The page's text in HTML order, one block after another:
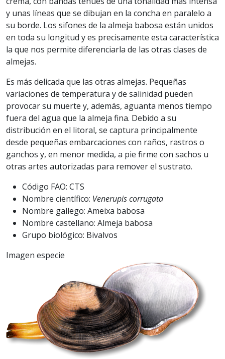
y unas líneas que se dibujan en la concha en paralelo a
su borde. Los sifones de la almeja babosa están unidos
en toda su longitud y es precisamente esta característica
la que nos permite diferenciarla de las otras clases de
almejas.
Es más delicada que las otras almejas. Pequeñas
variaciones de temperatura y de salinidad pueden
provocar su muerte y, además, aguanta menos tiempo
fuera del agua que la almeja fina. Debido a su
distribución en el litoral, se captura principalmente
desde pequeñas embarcaciones con raños, rastros o
ganchos y, en menor medida, a pie firme con sachos u
otras artes autorizadas para remover el sustrato.
Código FAO: CTS
Nombre científico: Venerupis corrugata
Nombre gallego: Ameixa babosa
Nombre castellano: Almeja babosa
Grupo biológico: Bivalvos
Imagen especie